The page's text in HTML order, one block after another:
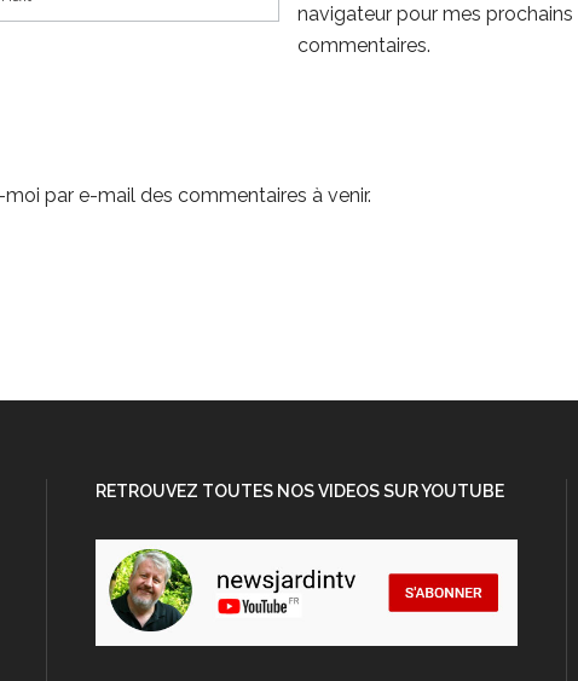
navigateur pour mes prochains
commentaires.
par e-mail des commentaires à venir.
RETROUVEZ TOUTES NOS VIDEOS SUR YOUTUBE